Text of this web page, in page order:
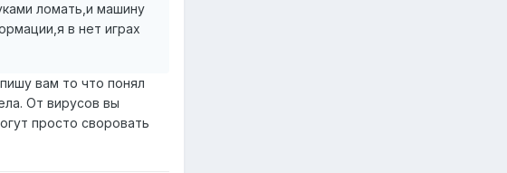
ломать,и машину
в нет играх
вам то что понял
От вирусов вы
просто своровать